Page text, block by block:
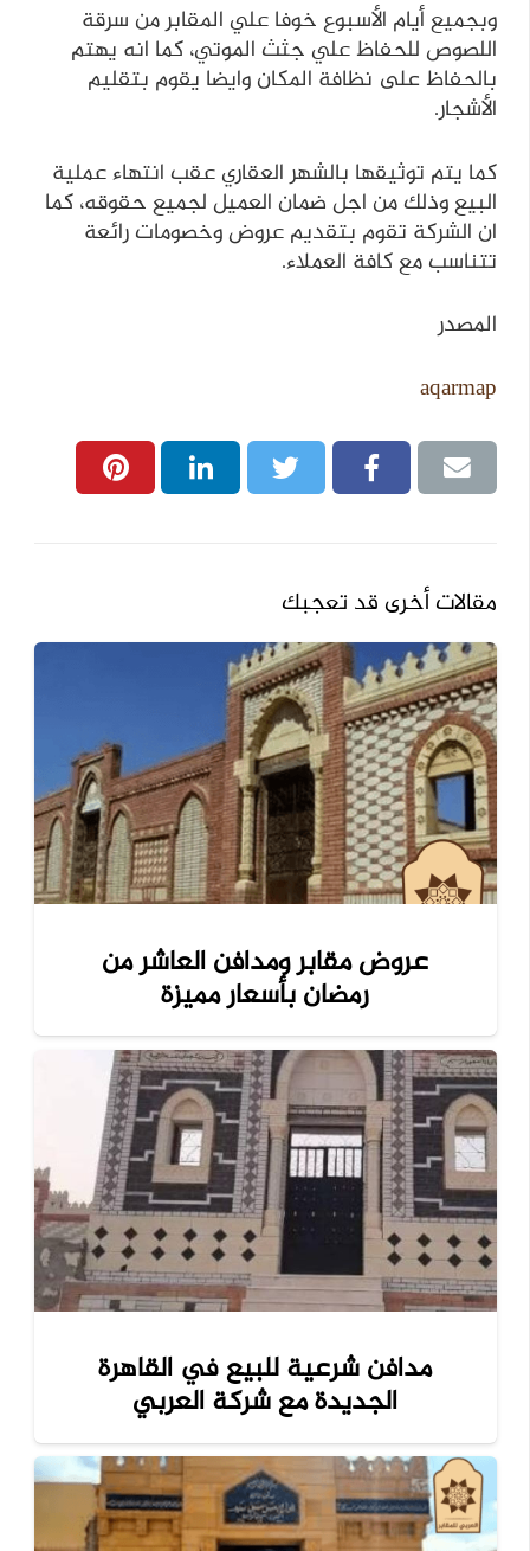
وبجميع أيام الأسبوع خوفا علي المقابر من سرقة
اللصوص للحفاظ علي جثث الموتي، كما انه يهتم
بالحفاظ على نظافة المكان وايضا يقوم بتقليم
الأشجار.
كما يتم توثيقها بالشهر العقاري عقب انتهاء عملية
البيع وذلك من اجل ضمان العميل لجميع حقوقه، كما
ان الشركة تقوم بتقديم عروض وخصومات رائعة
تتناسب مع كافة العملاء.
المصدر
aqarmap
مقالات أخرى قد تعجبك
عروض مقابر ومدافن العاشر من
رمضان بأسعار مميزة
مدافن شرعية للبيع في القاهرة
الجديدة مع شركة العربي